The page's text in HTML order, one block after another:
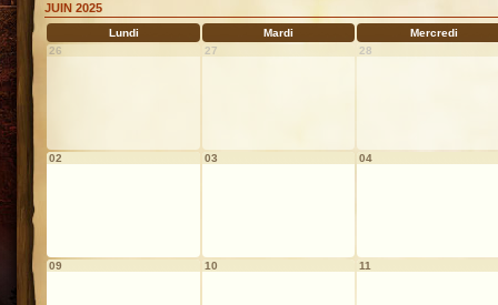
JUIN 2025
Lundi Mardi
Mercredi
26
27 28
02 03 04
09 10 11